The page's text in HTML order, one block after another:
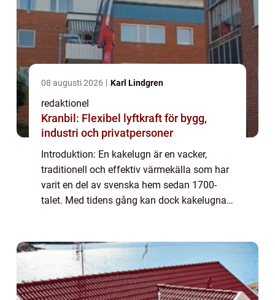
08 augusti 2026 Karl Lindgren
redaktionel
Kranbil: Flexibel lyftkraft för bygg,
industri och privatpersoner
Introduktion: En kakelugn är en vacker,
traditionell och effektiv värmekälla som har
varit en del av svenska hem sedan 1700-
talet. Med tidens gång kan dock kakelugnar